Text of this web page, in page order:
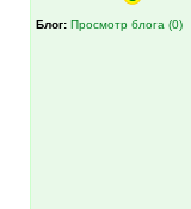
Блог: Просмотр блога (0)